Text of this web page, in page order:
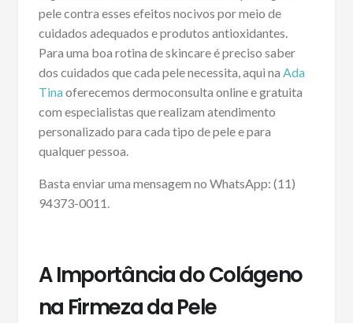
pele contra esses efeitos nocivos por meio de
cuidados adequados e produtos antioxidantes.
Para uma boa rotina de skincare é preciso saber
dos cuidados que cada pele necessita, aqui na Ada
Tinaoferecemos dermoconsulta online e gratuita
com especialistas que realizam atendimento
personalizado para cada tipo de pele e para
qualquer pessoa.
Basta enviar uma mensagem no WhatsApp: (11)
94373-0011.
A Importância do Colágeno
na Firmeza da Pele